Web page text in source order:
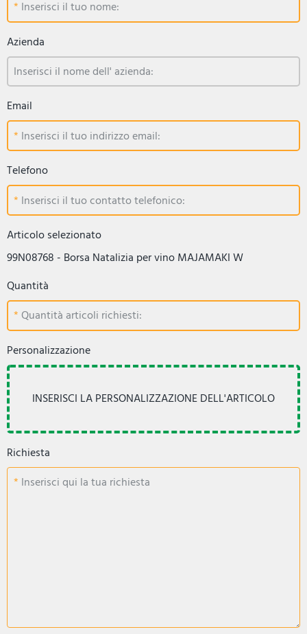
Inserisci il tuo nome:
Azienda
Inserisci il nome dell' azienda:
Email
Inserisci il tuo indirizzo email:
Telefono
Inserisci il tuo contatto telefonico:
Articolo selezionato
99N08768 - Borsa Natalizia per vino MAJAMAKI W
Quantità
Quantità articoli richiesti:
Personalizzazione
Richiesta
Inserisci qui la tua richiesta